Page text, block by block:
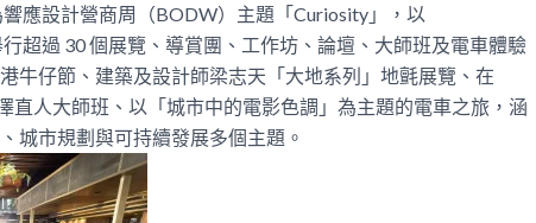
應設計營商周（BODW）主題「Curiosity」，以
超過 30個展覽、導賞團、工作坊、論壇、大師班及電車體驗
牛仔節、建築及設計師梁志天「大地系列」地氈展覽、在
直人大師班、以「城市中的電影色調」為主題的電車之旅，涵
城市規劃與可持續發展多個主題。